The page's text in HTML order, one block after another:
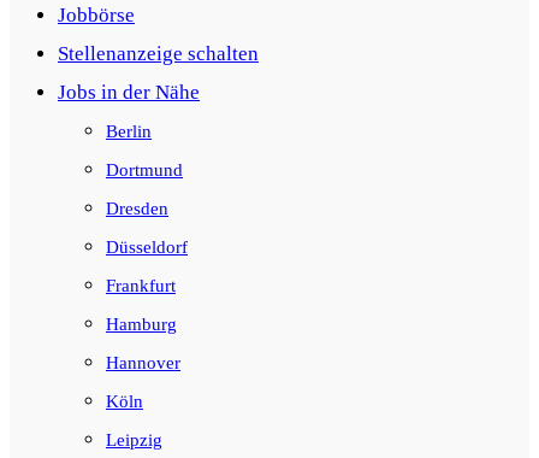
Jobbörse
Stellenanzeige schalten
Jobs in der Nähe
Berlin
Dortmund
Dresden
Düsseldorf
Frankfurt
Hamburg
Hannover
Köln
Leipzig